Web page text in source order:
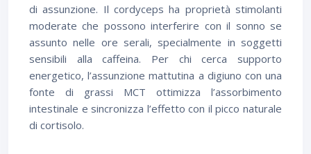
di assunzione. Il cordyceps ha proprietà stimolanti
moderate che possono interferire con il sonno se
assunto nelle ore serali, specialmente in soggetti
sensibili alla caffeina. Per chi cerca supporto
energetico, l’assunzione mattutina a digiuno con una
fonte di grassi MCT ottimizza l’assorbimento
intestinale e sincronizza l’effetto con il picco naturale
di cortisolo.